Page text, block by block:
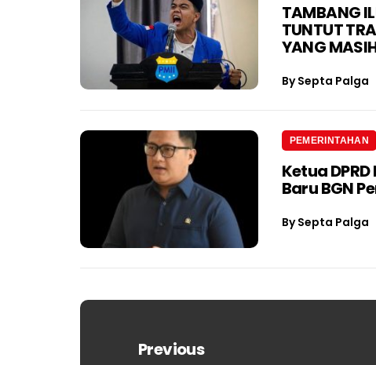
TAMBANG
TUNTUT
YANG
BySepta Palga
PEMERINTAHAN
Ketua
Baru BGN
BySepta Palga
Navigasi
Previous